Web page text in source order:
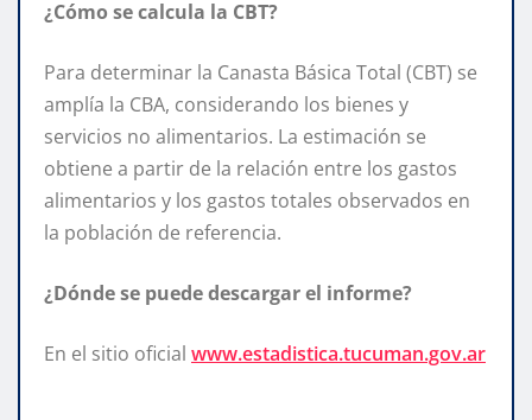
¿Cómo se calcula la CBT?
Para determinar la Canasta Básica Total (CBT) se
amplía la CBA, considerando los bienes y
servicios no alimentarios. La estimación se
obtiene a partir de la relación entre los gastos
alimentarios y los gastos totales observados en
la población de referencia.
¿Dónde se puede descargar el informe?
En el sitio oficial www.estadistica.tucuman.gov.ar